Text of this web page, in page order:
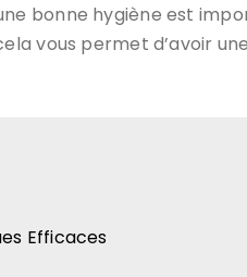
bonne hygiène est
vous permet d’avoir
Efficaces